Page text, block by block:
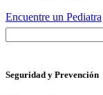
Encuentre un Pediatra
Seguridad y Prevención